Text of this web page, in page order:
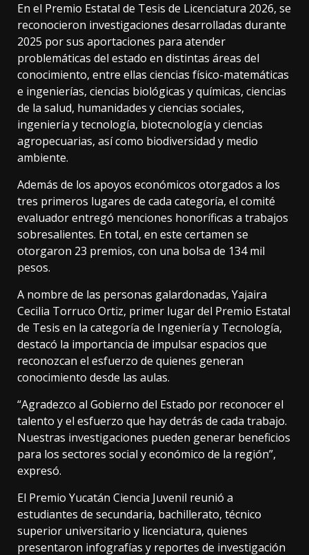
En el Premio Estatal de Tesis de Licenciatura 2026, se
reconocieron investigaciones desarrolladas durante
2025 por sus aportaciones para atender
problemáticas del estado en distintas áreas del
conocimiento, entre ellas ciencias físico-matemáticas
e ingenierías, ciencias biológicas y químicas, ciencias
de la salud, humanidades y ciencias sociales,
ingeniería y tecnología, biotecnología y ciencias
agropecuarias, así como biodiversidad y medio
ambiente.
Además de los apoyos económicos otorgados a los
tres primeros lugares de cada categoría, el comité
evaluador entregó menciones honoríficas a trabajos
sobresalientes. En total, en este certamen se
otorgaron 23 premios, con una bolsa de 134 mil
pesos.
A nombre de las personas galardonadas, Yajaira
Cecilia Torruco Ortiz, primer lugar del Premio Estatal
de Tesis en la categoría de Ingeniería y Tecnología,
destacó la importancia de impulsar espacios que
reconozcan el esfuerzo de quienes generan
conocimiento desde las aulas.
“Agradezco al Gobierno del Estado por reconocer el
talento y el esfuerzo que hay detrás de cada trabajo.
Nuestras investigaciones pueden generar beneficios
para los sectores social y económico de la región”,
expresó.
El Premio Yucatán Ciencia Juvenil reunió a
estudiantes de secundaria, bachillerato, técnico
superior universitario y licenciatura, quienes
presentaron infografías y reportes de investigación